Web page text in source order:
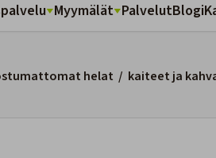
Myymälät PalvelutBlogi
helat / kaiteet ja